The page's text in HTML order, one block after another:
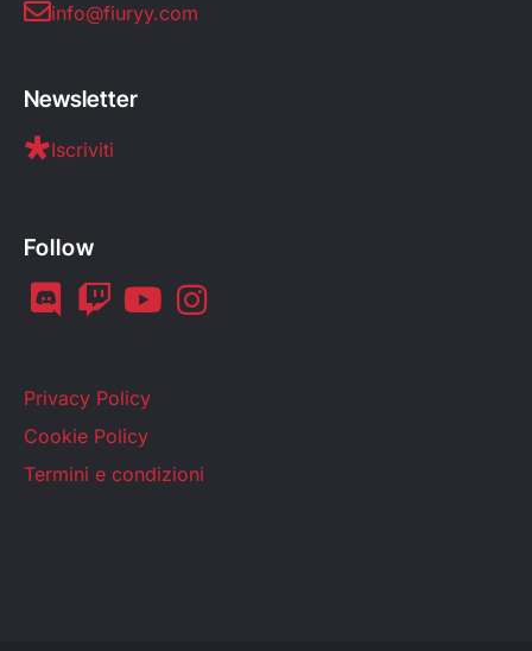
info@fiuryy.com
Newsletter
Iscriviti
Follow
Privacy Policy
Cookie Policy
Termini e condizioni